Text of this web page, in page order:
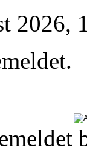
2026,